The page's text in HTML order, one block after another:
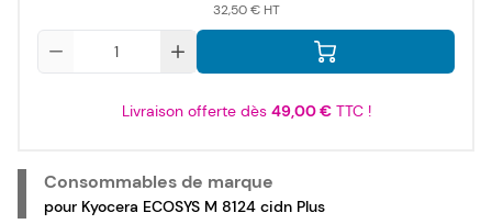
32,50 €
Livraison offerte dès 49,00 €TTC !
Consommables de marque
pour Kyocera ECOSYS M 8124 cidn Plus